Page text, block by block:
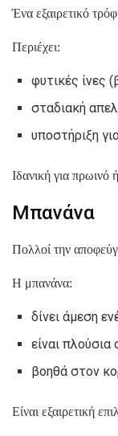
Ένα εξαιρετικό
Περιέχει:
φυτικές ίνες
σταδιακή
υποστήριξη
Ιδανική για πρωινό
Μπανάνα
Πολλοί την
Η μπανάνα:
δίνει άμεση
είναι πλούσια
βοηθά στον
Είναι εξαιρετική